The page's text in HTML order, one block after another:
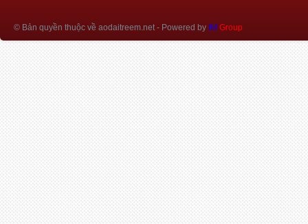
© Bản quyền thuộc về aodaitreem.net- Powered by IM Group